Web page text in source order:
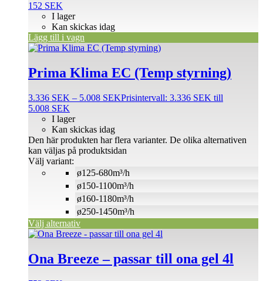
152 SEK
I lager
Kan skickas idag
Lägg till i vagn
Prima Klima EC (Temp styrning)
3.336 SEK – 5.008 SEKPrisintervall: 3.336 SEK till
5.008 SEK
ø125-680m³/h
ø150-1100m³/h
ø160-1180m³/h
ø250-1450m³/h
I lager
Kan skickas idag
Välj variant:
Välj alternativ
Den här produkten har flera varianter. De olika alternativen
kan väljas på produktsidan
Ona Breeze – passar till ona gel 4l